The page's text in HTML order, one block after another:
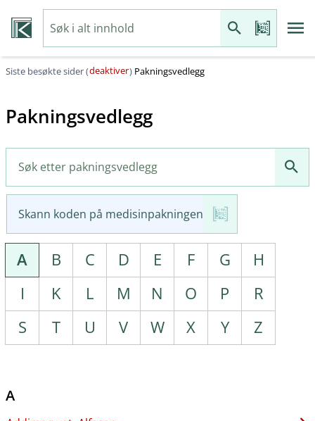
Siste besøkte sider (deaktiver) Pakningsvedlegg
Pakningsvedlegg
Skann koden på medisinpakningen
A B C D E F G
H
I
K L M N O P
R
S
T U V W X Y Z
A